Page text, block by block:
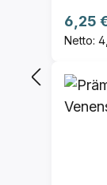
6,25
Netto: